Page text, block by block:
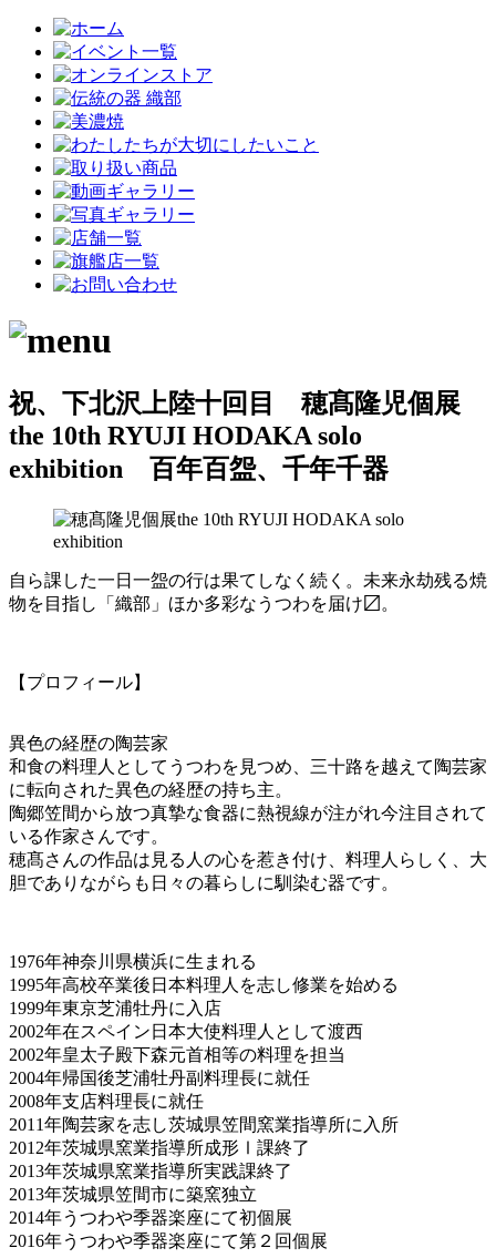
祝、下北沢上陸十回目 穂髙隆児個展
the 10th RYUJI HODAKA solo
exhibition 百年百盌、千年千器
自ら課した一日一盌の行は果てしなく続く。未来永劫残る焼
物を目指し「織部」ほか多彩なうつわを届け〼。
【プロフィール】
異色の経歴の陶芸家
和食の料理人としてうつわを見つめ、三十路を越えて陶芸家
に転向された異色の経歴の持ち主。
陶郷笠間から放つ真摯な食器に熱視線が注がれ今注目されて
いる作家さんです。
穂髙さんの作品は見る人の心を惹き付け、料理人らしく、大
胆でありながらも日々の暮らしに馴染む器です。
1976年神奈川県横浜に生まれる
1995年高校卒業後日本料理人を志し修業を始める
1999年東京芝浦牡丹に入店
2002年在スペイン日本大使料理人として渡西
2002年皇太子殿下森元首相等の料理を担当
2004年帰国後芝浦牡丹副料理長に就任
2008年支店料理長に就任
2011年陶芸家を志し茨城県笠間窯業指導所に入所
2012年茨城県窯業指導所成形Ⅰ課終了
2013年茨城県窯業指導所実践課終了
2013年茨城県笠間市に築窯独立
2014年うつわや季器楽座にて初個展
2016年うつわや季器楽座にて第２回個展